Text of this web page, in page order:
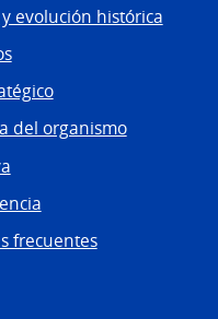
evolución histórica
del organismo
frecuentes